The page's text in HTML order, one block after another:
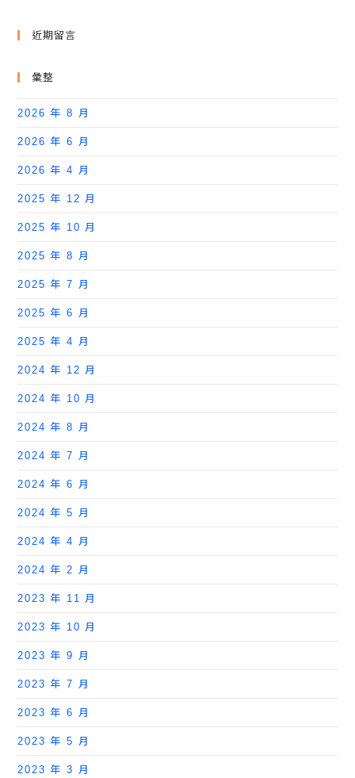
近期留言
彙整
2026 年 8 月
2026 年 6 月
2026 年 4 月
2025 年 12 月
2025 年 10 月
2025 年 8 月
2025 年 7 月
2025 年 6 月
2025 年 4 月
2024 年 12 月
2024 年 10 月
2024 年 8 月
2024 年 7 月
2024 年 6 月
2024 年 5 月
2024 年 4 月
2024 年 2 月
2023 年 11 月
2023 年 10 月
2023 年 9 月
2023 年 7 月
2023 年 6 月
2023 年 5 月
2023 年 3 月